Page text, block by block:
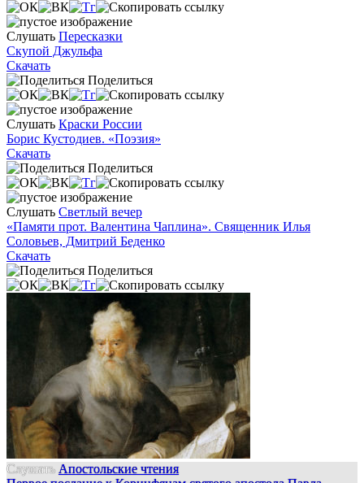
Слушать Пересказки
Скупой Джульфа
Скачать
Поделиться
Слушать Краски России
Борис Кустодиев. «Поэзия»
Скачать
Поделиться
Слушать Светлый вечер
«Памяти прот. Валентина Чаплина». Священник Илья
Соловьев, Дмитрий Беденко
Скачать
Поделиться
Слушать Апостольские чтения